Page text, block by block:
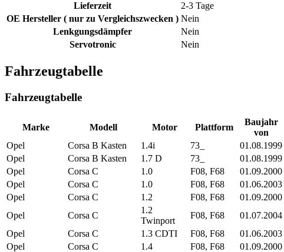
Lieferzeit
2-3 Tage
OE Hersteller ( nur zu Vergleichszwecken ) Nein
Lenkgungsdämpfer
Nein
Servotronic
Nein
Fahrzeugtabelle
Fahrzeugtabelle
Marke Modell Motor Plattform
Baujahr
von
Opel
Corsa B Kasten 1.4i 73_ 01.08.1999
Opel
Corsa B Kasten 1.7 D 73_ 01.08.1999
Opel
Corsa C 1.0 F08, F68 01.09.2000
Opel
Corsa C 1.0 F08, F68 01.06.2003
Opel
Corsa C 1.2 F08, F68 01.09.2000
Opel
Corsa C
1.2
Twinport
F08, F68 01.07.2004
Opel
Corsa C 1.3 CDTI F08, F68 01.06.2003
Opel
Corsa C 1.4 F08, F68 01.09.2000